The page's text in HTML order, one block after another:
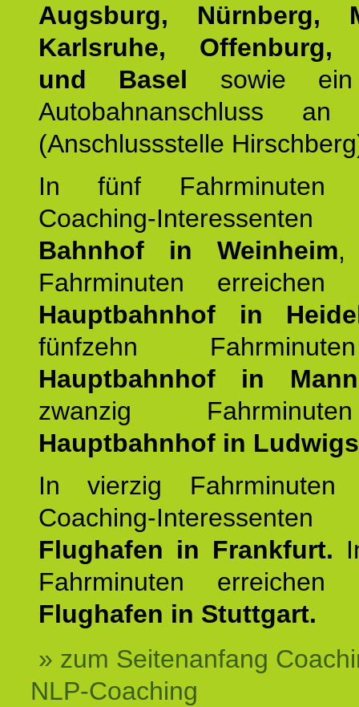
Augsburg, Nürnberg,
Karlsruhe, Offenburg,
und Basel sowie ein
Autobahnanschluss
(Anschlussstelle
In fünf Fahrminuten
Coaching-
Bahnhof in Weinheim,
Fahrminuten
Hauptbahnhof in
fünfzehn
Hauptbahnhof in
zwanzig
Hauptbahnhof in
In vierzig Fahrminuten
Coaching-
Flughafen in Frankfurt.
Fahrminuten
Flughafen in Stuttgart.
» zum Seitenanfang
NLP-Coaching